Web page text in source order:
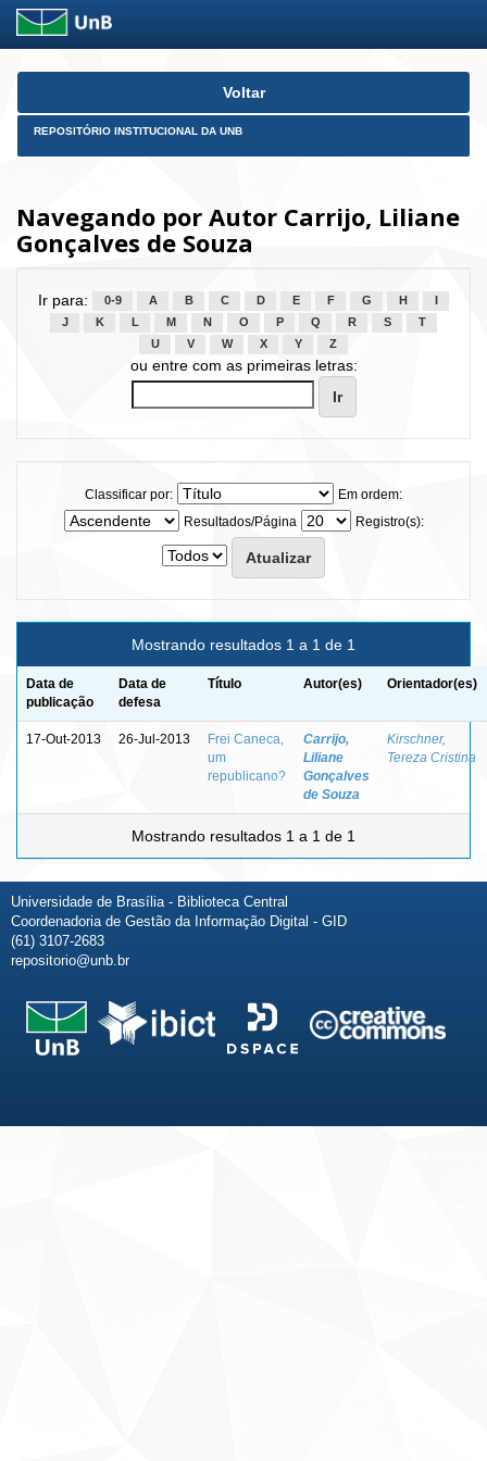
Skip
Voltar
REPOSITÓRIO INSTITUCIONAL DA UNB
Navegando por Autor Carrijo, Liliane
Gonçalves de Souza
Ir para: 0-9 A B C D E F G H
J
K L M N O P Q R S
T
U
V W X Y Z
ou entre com as primeiras letras:
Classificar por:
Em ordem:
Resultados/Página
Registro(s):
Mostrando resultados 1 a 1 de 1
Data de
publicação
Data de
defesa
Título Autor(es) Orientador(es)
17-Out-2013 26-Jul-2013
Frei Caneca,
um
republicano?
Carrijo,
Liliane
Gonçalves
de Souza
Kirschner,
Tereza Cristina
Mostrando resultados 1 a 1 de 1
Universidade de Brasília - Biblioteca Central
Coordenadoria de Gestão da Informação Digital - GID
(61) 3107-2683
repositorio@unb.br